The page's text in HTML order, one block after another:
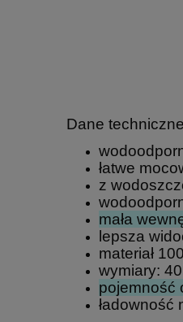
Dane
łatwe
z
mała
lepsza
materiał
wymiary:
pojemność
ładowność